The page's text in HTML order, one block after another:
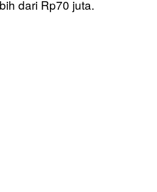
dari Rp70 juta.